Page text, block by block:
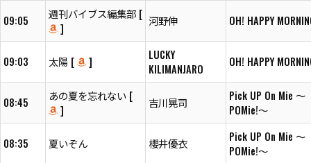
09:05
週刊バイブス編集部 [
]
河野伸 OH! HAPPY
09:03 太陽 [ ]
LUCKY
KILIMANJARO
OH! HAPPY
08:45
あの夏を忘れない [
]
吉川晃司
Pick UP On Mie ～
POMie!～
08:35 夏いぞん 櫻井優衣
Pick UP On Mie ～
POMie!～